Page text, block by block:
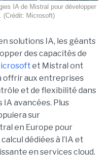
IA de Mistral pour développer
(Crédit: Microsoft)
solutions IA, les géants
des capacités de
et Mistral ont
offrir aux entreprises
et de flexibilité dans
IA avancées. Plus
sur
en Europe pour
dédiées à l’IA et
en services cloud.